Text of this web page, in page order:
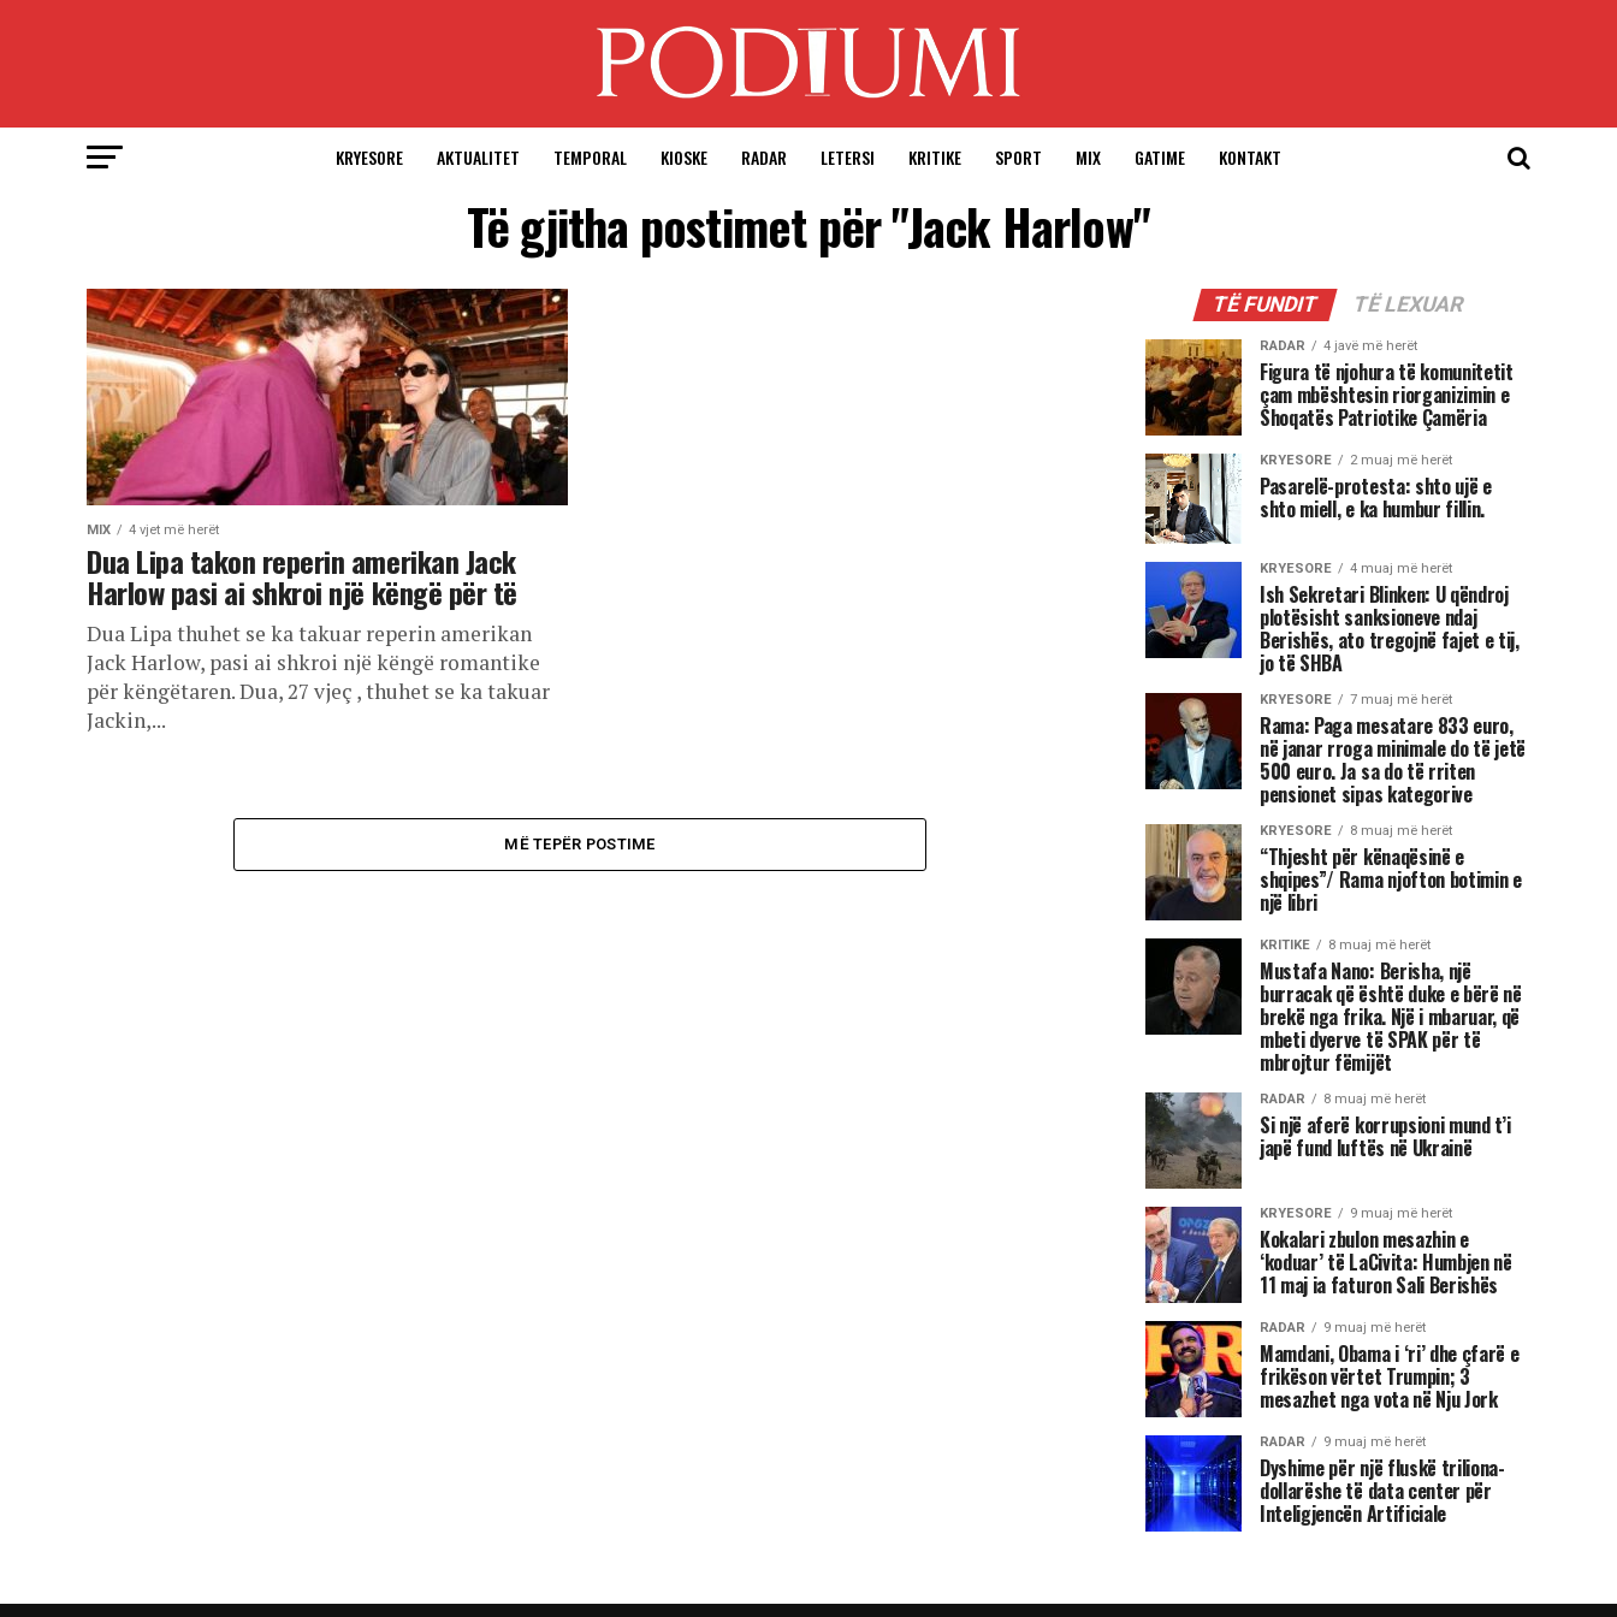
KRYESORE AKTUALITET TEMPORAL KIOSKE RADAR LETERSI KRITIKE SPORT MIX GATIME KONTAKT
Të gjitha postimet për "Jack Harlow"
MIX 4 vjet më herët
Dua Lipa takon reperin amerikan Jack
Harlow pasi ai shkroi një këngë për të
Dua Lipa thuhet se ka takuar reperin amerikan
Jack Harlow, pasi ai shkroi një këngë romantike
për këngëtaren. Dua, 27 vjeç , thuhet se ka takuar
Jackin,...
MË TEPËR POSTIME
TË FUNDIT TË LEXUAR
RADAR 4 javë më herët
Figura të njohura të komunitetit
çam mbështesin riorganizimin e
Shoqatës Patriotike Çamëria
KRYESORE 2 muaj më herët
Pasarelë-protesta: shto ujë e
shto miell, e ka humbur fillin.
KRYESORE 4 muaj më herët
Ish Sekretari Blinken: U qëndroj
plotësisht sanksioneve ndaj
Berishës, ato tregojnë fajet e tij,
jo të SHBA
KRYESORE 7 muaj më herët
Rama: Paga mesatare 833 euro,
në janar rroga minimale do të jetë
500 euro. Ja sa do të rriten
pensionet sipas kategorive
KRYESORE 8 muaj më herët
“Thjesht për kënaqësinë e
shqipes”/ Rama njofton botimin e
një libri
KRITIKE 8 muaj më herët
Mustafa Nano: Berisha, një
burracak që është duke e bërë në
brekë nga frika. Një i mbaruar, që
mbeti dyerve të SPAK për të
mbrojtur fëmijët
RADAR 8 muaj më herët
Si një aferë korrupsioni mund t’i
japë fund luftës në Ukrainë
KRYESORE 9 muaj më herët
Kokalari zbulon mesazhin e
‘koduar’ të LaCivita: Humbjen në
11 maj ia faturon Sali Berishës
RADAR 9 muaj më herët
Mamdani, Obama i ‘ri’ dhe çfarë e
frikëson vërtet Trumpin; 3
mesazhet nga vota në Nju Jork
RADAR 9 muaj më herët
Dyshime për një fluskë triliona-
dollarëshe të data center për
Inteligjencën Artificiale